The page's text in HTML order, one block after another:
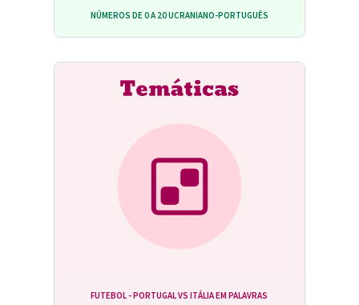
NÚMEROS DE 0 A 20 UCRANIANO-PORTUGUÊS
FUTEBOL - PORTUGAL VS ITÁLIA EM PALAVRAS